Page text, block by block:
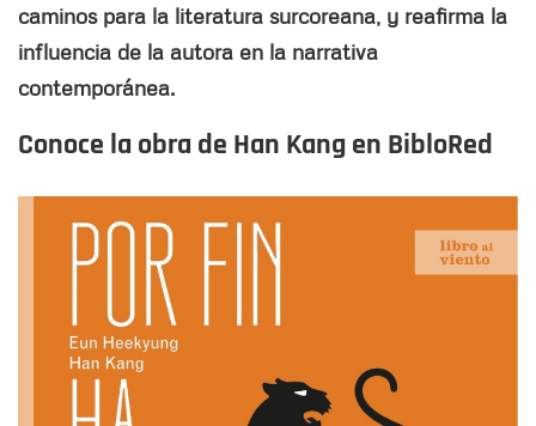
caminos para la literatura surcoreana, y reafirma la
influencia de la autora en la narrativa
contemporánea.
Conoce la obra de Han Kang en BibloRed